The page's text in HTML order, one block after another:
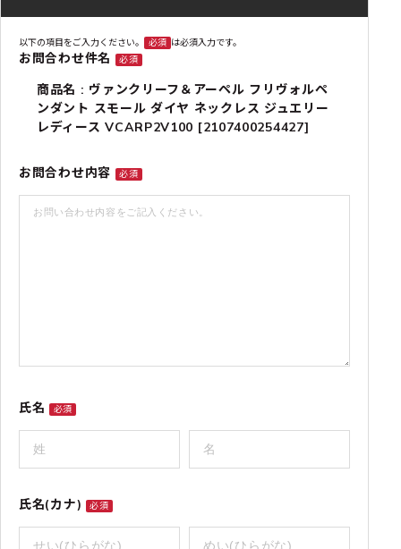
以下の項目をご入力ください。 必須 は必須入力です。
お問合わせ件名 必須
商品名 : ヴァンクリーフ＆アーペル フリヴォルペ
ンダント スモール ダイヤ ネックレス ジュエリー
レディース VCARP2V100 [2107400254427]
お問合わせ内容 必須
氏名 必須
氏名(カナ) 必須